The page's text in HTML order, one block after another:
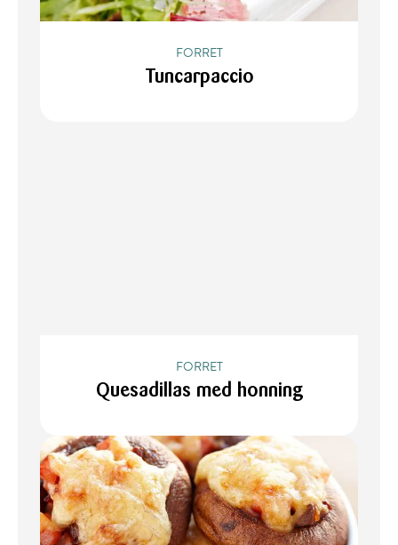
FORRET
Tuncarpaccio
FORRET
Quesadillas med honning